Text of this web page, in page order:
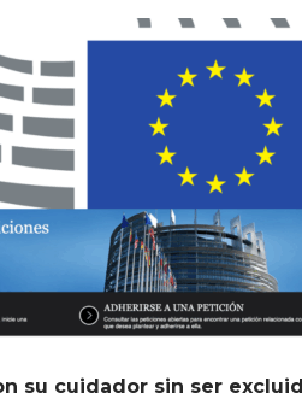
su cuidador sin ser